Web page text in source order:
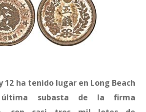
12 ha tenido lugar en Long Beach
subasta de la firma